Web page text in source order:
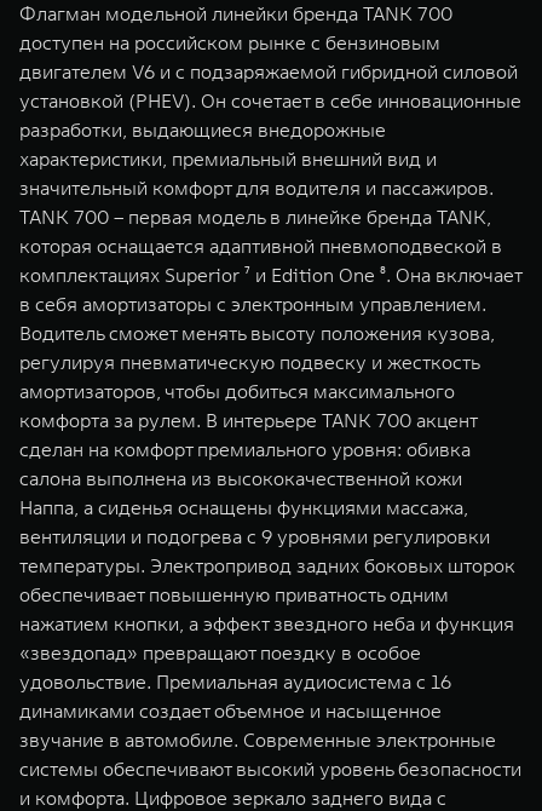
Флагман модельной линейки бренда TANK 700
доступен на российском рынке с бензиновым
двигателем V6 и c подзаряжаемой гибридной силовой
установкой (PHEV). Он сочетает в себе инновационные
разработки, выдающиеся внедорожные
характеристики, премиальный внешний вид и
значительный комфорт для водителя и пассажиров.
TANK 700 – первая модель в линейке бренда TANK,
которая оснащается адаптивной пневмоподвеской в
комплектациях Superior ⁷ и Edition One ⁸. Она включает
в себя амортизаторы с электронным управлением.
Водитель сможет менять высоту положения кузова,
регулируя пневматическую подвеску и жесткость
амортизаторов, чтобы добиться максимального
комфорта за рулем. В интерьере TANK 700 акцент
сделан на комфорт премиального уровня: обивка
салона выполнена из высококачественной кожи
Наппа, а сиденья оснащены функциями массажа,
вентиляции и подогрева с 9 уровнями регулировки
температуры. Электропривод задних боковых шторок
обеспечивает повышенную приватность одним
нажатием кнопки, а эффект звездного неба и функция
«звездопад» превращают поездку в особое
удовольствие. Премиальная аудиосистема с 16
динамиками создает объемное и насыщенное
звучание в автомобиле. Современные электронные
системы обеспечивают высокий уровень безопасности
и комфорта. Цифровое зеркало заднего вида с